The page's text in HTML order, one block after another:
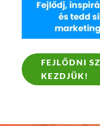
FEJLŐDNI
KEZDJÜK!